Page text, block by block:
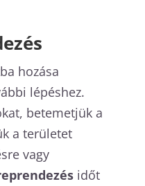
hozása
lépéshez.
betemetjük a
a területet
vagy
időt